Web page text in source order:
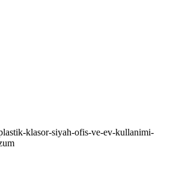
klasor-siyah-ofis-ve-ev-kullanimi-